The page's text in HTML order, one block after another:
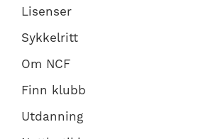
Lisenser
Sykkelritt
Om NCF
Finn klubb
Utdanning